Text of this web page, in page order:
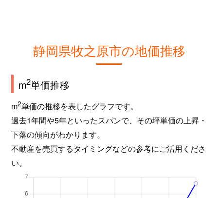
静岡県牧之原市の地価推移
m2単価推移
m2単価の推移を表したグラフです。
過去1年間や5年といったスパンで、その坪単価の上昇・
下落の傾向がわかります。
不動産を売買するタイミングなどの参考にご活用くださ
い。